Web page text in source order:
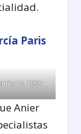
Paris 1997
Anier